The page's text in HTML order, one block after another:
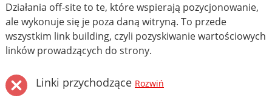
Działania off-site to te, które wspierają pozycjonowanie,
ale wykonuje się je poza daną witryną. To przede
wszystkim link building, czyli pozyskiwanie wartościowych
linków prowadzących do strony.
Linki przychodzące Rozwiń